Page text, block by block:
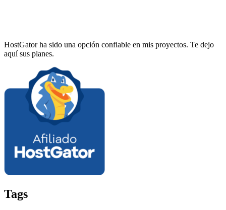
HostGator ha sido una opción confiable en mis proyectos. Te dejo
aquí sus planes.
Tags